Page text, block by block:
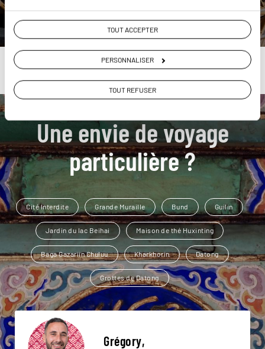
TOUT ACCEPTER
PERSONNALISER
TOUT REFUSER
Une envie de voyage
particulière ?
Cité Interdite Grande Muraille Bund Guilin
Jardin du lac Beihai Maison de thé Huxinting
Baga Gazariin Chuluu Kharkhorin Datong
Grottes de Datong
Grégory,